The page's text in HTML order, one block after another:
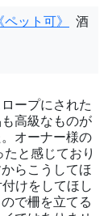
ット可》
酒
ープにされた
高級なものが
オーナー様の
と感じており
らこうしてほ
けをしてほし
で柵を立てる